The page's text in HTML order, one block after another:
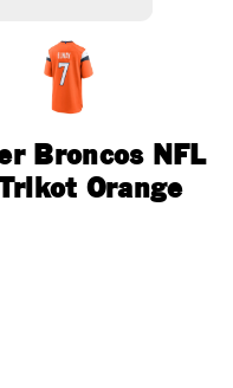
Broncos NFL
Orange